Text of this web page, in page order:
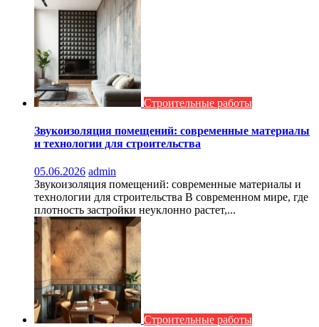
Строительные работы
Звукоизоляция помещений: современные материалы
и технологии для строительства
05.06.2026 admin
Звукоизоляция помещений: современные материалы и
технологии для строительства В современном мире, где
плотность застройки неуклонно растет,...
Строительные работы